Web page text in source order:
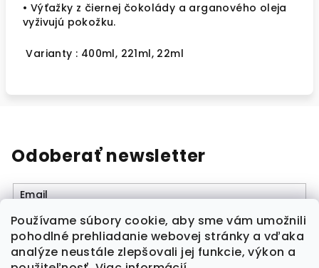
Používame súbory cookie, aby sme vám umožnili
pohodlné prehliadanie webovej stránky a vďaka
analýze neustále zlepšovali jej funkcie, výkon a
• Výťažky z čiernej čokolády a arganového oleja
vyživujú pokožku.
Varianty : 400ml, 221ml, 22ml
Odoberať newsletter
Email
Vložením e-mailu súhlasíte spodmienkami
ochrany osobných údajov